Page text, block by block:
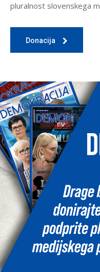
pluralnost slovenskega
Donacija